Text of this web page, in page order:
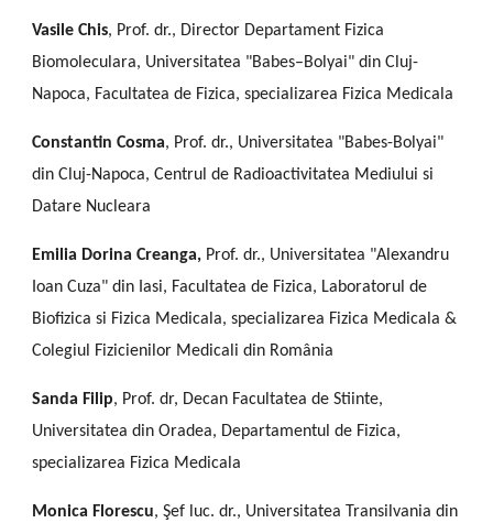
Vasile Chis, Prof. dr., Director Departament Fizica
Biomoleculara, Universitatea "Babes–Bolyai" din Cluj-
Napoca, Facultatea de Fizica, specializarea Fizica Medicala
Constantin Cosma, Prof. dr., Universitatea "Babes-Bolyai"
din Cluj-Napoca, Centrul de Radioactivitatea Mediului si
Datare Nucleara
Emilia Dorina Creanga, Prof. dr., Universitatea "Alexandru
Ioan Cuza" din Iasi, Facultatea de Fizica, Laboratorul de
Biofizica si Fizica Medicala, specializarea Fizica Medicala &
Colegiul Fizicienilor Medicali din România
Sanda Filip, Prof. dr, Decan Facultatea de Stiinte,
Universitatea din Oradea, Departamentul de Fizica,
specializarea Fizica Medicala
Monica Florescu, Şef luc. dr., Universitatea Transilvania din